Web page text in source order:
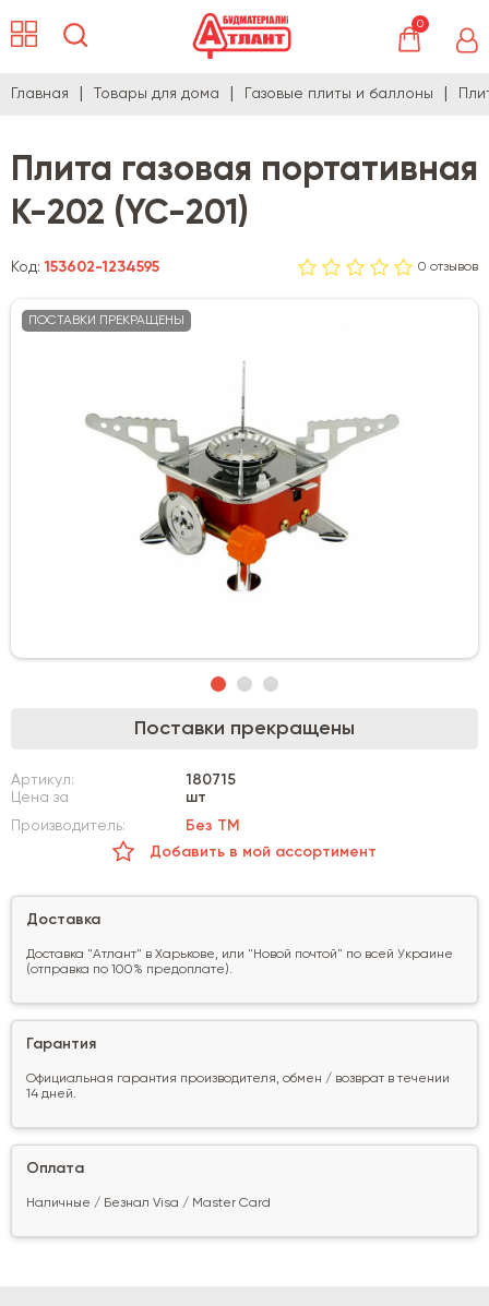
0
Главная Товары для дома Газовые плиты и баллоны
Плита газовая портативная
К-202 (YC-201)
Код:153602-1234595 0 отзывов
ПОСТАВКИ ПРЕКРАЩЕНЫ
Поставки прекращены
Артикул:
180715
Цена за
шт
Производитель:
Без ТМ
Добавить в мой ассортимент
Доставка
Доставка "Атлант" в Харькове, или "Новой почтой" по всей Украине
(отправка по 100% предоплате).
Гарантия
Официальная гарантия производителя, обмен / возврат в течении
14 дней.
Оплата
Наличные / Безнал Visa / Master Card